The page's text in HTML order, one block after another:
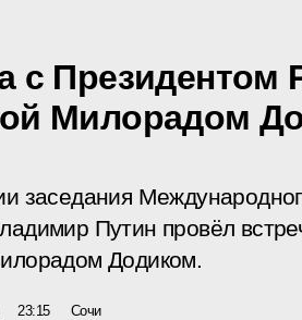
с Президентом
Милорадом
заседания
Путин провёл
Додиком.
23:15 Сочи